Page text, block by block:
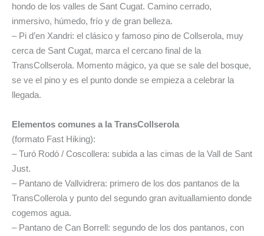
hondo de los valles de Sant Cugat. Camino cerrado,
inmersivo, húmedo, frío y de gran belleza.
– Pi d’en Xandri: el clásico y famoso pino de Collserola, muy
cerca de Sant Cugat, marca el cercano final de la
TransCollserola. Momento mágico, ya que se sale del bosque,
se ve el pino y es el punto donde se empieza a celebrar la
llegada.
Elementos comunes a la TransCollserola
(formato Fast Hiking):
– Turó Rodó / Coscollera: subida a las cimas de la Vall de Sant
Just.
– Pantano de Vallvidrera: primero de los dos pantanos de la
TransCollerola y punto del segundo gran avituallamiento donde
cogemos agua.
– Pantano de Can Borrell: segundo de los dos pantanos, con